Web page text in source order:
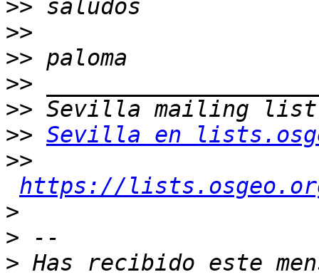
>>
>>
>>
>>
>>
>> Sevilla en
>>
https://
>
>
> Has recibido este